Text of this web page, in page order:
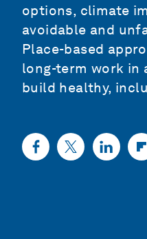
options, climate
avoidable and
Place-based
long-term work in
build healthy,